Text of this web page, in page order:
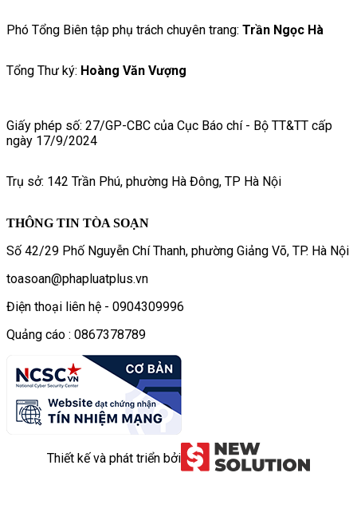
Phó Tổng Biên tập phụ trách chuyên trang: Trần Ngọc Hà
Tổng Thư ký: Hoàng Văn Vượng
Giấy phép số: 27/GP-CBC của Cục Báo chí - Bộ TT&TT cấp
ngày 17/9/2024
Trụ sở: 142 Trần Phú, phường Hà Đông, TP Hà Nội
THÔNG TIN TÒA SOẠN
Số 42/29 Phố Nguyễn Chí Thanh, phường Giảng Võ, TP. Hà Nội
toasoan@phapluatplus.vn
Điện thoại liên hệ - 0904309996
Quảng cáo : 0867378789
Thiết kế và phát triển bởi